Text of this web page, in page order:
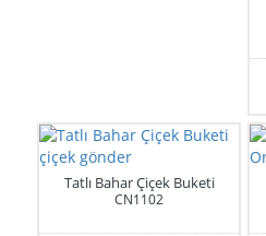
Tatlı Bahar Çiçek Buketi
CN1102